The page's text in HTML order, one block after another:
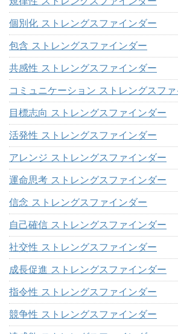
個別化 ストレングスファインダー
包含 ストレングスファインダー
共感性 ストレングスファインダー
コミュニケーション ストレングスフ
目標志向 ストレングスファインダー
活発性 ストレングスファインダー
アレンジ ストレングスファインダー
運命思考 ストレングスファインダー
信念 ストレングスファインダー
自己確信 ストレングスファインダー
社交性 ストレングスファインダー
成長促進 ストレングスファインダー
指令性 ストレングスファインダー
競争性 ストレングスファインダー